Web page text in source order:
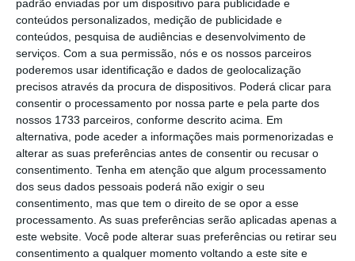
padrão enviadas por um dispositivo para publicidade e
conteúdos personalizados, medição de publicidade e
conteúdos, pesquisa de audiências e desenvolvimento de
serviços. Com a sua permissão, nós e os nossos parceiros
poderemos usar identificação e dados de geolocalização
precisos através da procura de dispositivos. Poderá clicar para
consentir o processamento por nossa parte e pela parte dos
nossos 1733 parceiros, conforme descrito acima. Em
alternativa, pode aceder a informações mais pormenorizadas e
alterar as suas preferências antes de consentir ou recusar o
consentimento. Tenha em atenção que algum processamento
dos seus dados pessoais poderá não exigir o seu
consentimento, mas que tem o direito de se opor a esse
processamento. As suas preferências serão aplicadas apenas a
este website. Você pode alterar suas preferências ou retirar seu
consentimento a qualquer momento voltando a este site e
um processo de despedimento coletivo”,
lamentou a estrutura sindical, precisando, em
resposta à Lusa, que esta decisão abrange,
até agora, 47 trabalhadores.
Representante da TAP permite ouvir de perto os
trabalhadores
Ler Mais
O sindicato lembrou que o Código do
Trabalho determina que, no final do período